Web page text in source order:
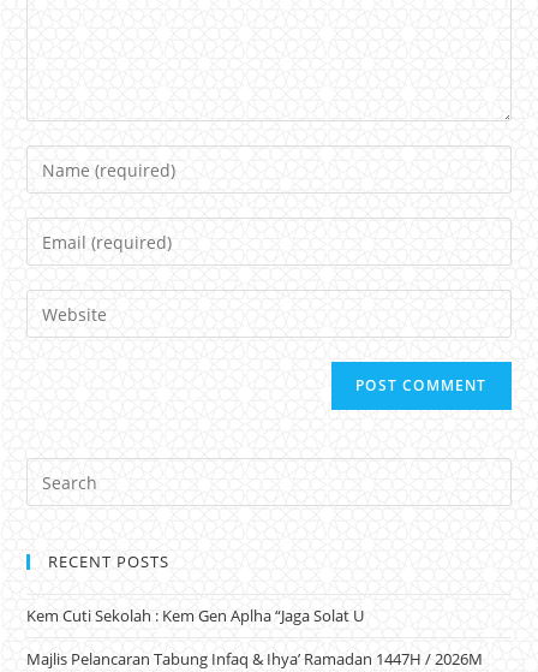
Name
Email
Website
RECENT POSTS
Kem Cuti Sekolah : Kem Gen Aplha “Jaga Solat U
Majlis Pelancaran Tabung Infaq & Ihya’ Ramadan 1447H / 2026M